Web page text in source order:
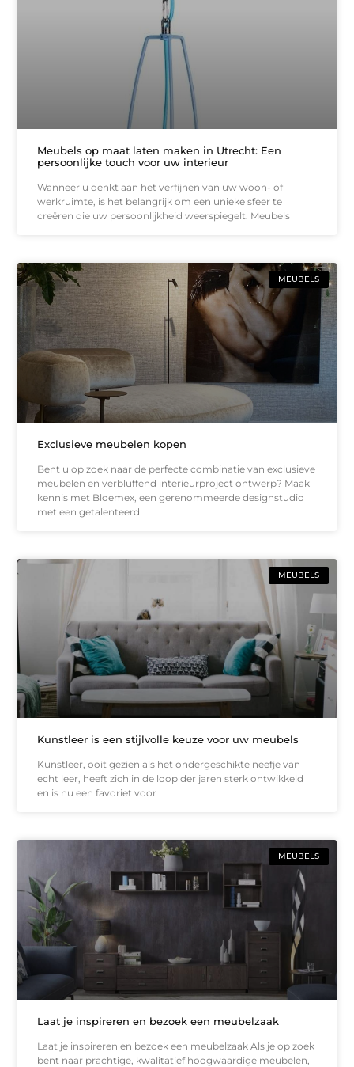
Meubels op maat laten maken in Utrecht: Een
persoonlijke touch voor uw interieur
Wanneer u denkt aan het verfijnen van uw woon- of
werkruimte, is het belangrijk om een unieke sfeer te
creëren die uw persoonlijkheid weerspiegelt. Meubels
MEUBELS
Exclusieve meubelen kopen
Bent u op zoek naar de perfecte combinatie van exclusieve
meubelen en verbluffend interieurproject ontwerp? Maak
kennis met Bloemex, een gerenommeerde designstudio
met een getalenteerd
MEUBELS
Kunstleer is een stijlvolle keuze voor uw meubels
Kunstleer, ooit gezien als het ondergeschikte neefje van
echt leer, heeft zich in de loop der jaren sterk ontwikkeld
en is nu een favoriet voor
MEUBELS
Laat je inspireren en bezoek een meubelzaak
Laat je inspireren en bezoek een meubelzaak Als je op zoek
bent naar prachtige, kwalitatief hoogwaardige meubelen,